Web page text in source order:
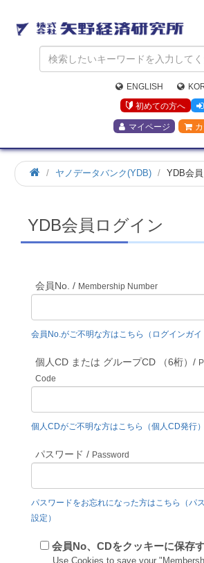
矢
野
経
済
研
究
所
ENGLISH
初めての方へ
マイページ
ホ
ー
ヤノデータバンク(YDB) YDB会
YDB会員ログイン
会員No. / Membership Number
会員No.がご不明な方はこちら（ログインガ
個人CD または グループCD （6桁）/
Code
個人CDがご不明な方はこちら（個人CD発行）
パスワード / Password
パスワードをお忘れになった方はこちら（パ
設定）
会員No、CDをクッキーに保存
Use Cookies to save your